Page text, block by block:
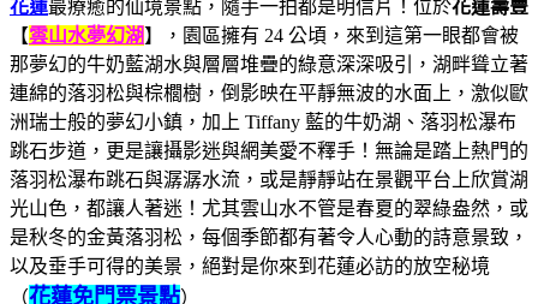
花蓮最療癒的仙境景點，隨手一拍都是明信片！位於花蓮壽豐
【雲山水夢幻湖】，園區擁有 24 公頃，來到這第一眼都會被
那夢幻的牛奶藍湖水與層層堆疊的綠意深深吸引，湖畔聳立著
連綿的落羽松與棕櫚樹，倒影映在平靜無波的水面上，激似歐
洲瑞士般的夢幻小鎮，加上 Tiffany 藍的牛奶湖、落羽松瀑布
跳石步道，更是讓攝影迷與網美愛不釋手！無論是踏上熱門的
落羽松瀑布跳石與潺潺水流，或是靜靜站在景觀平台上欣賞湖
光山色，都讓人著迷！尤其雲山水不管是春夏的翠綠盎然，或
是秋冬的金黃落羽松，每個季節都有著令人心動的詩意景致，
以及垂手可得的美景，絕對是你來到花蓮必訪的放空秘境
（花蓮免門票景點）